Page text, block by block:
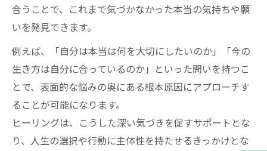
合うことで、これまで気づかなかった本当の気持ちや願
いを発見できます。
例えば、「自分は本当は何を大切にしたいのか」「今の
生き方は自分に合っているのか」といった問いを持つこ
とで、表面的な悩みの奥にある根本原因にアプローチす
ることが可能になります。
ヒーリングは、こうした深い気づきを促すサポートとな
り、人生の選択や行動に主体性を持たせるきっかけとな